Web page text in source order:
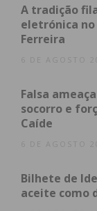
AD
procura
GDC
e o
distrital.
A tradição
eletrónica no
Ferreira
6 DE AGOSTO
Falsa
socorro e
Caíde
6 DE AGOSTO
Bilhete de
aceite como